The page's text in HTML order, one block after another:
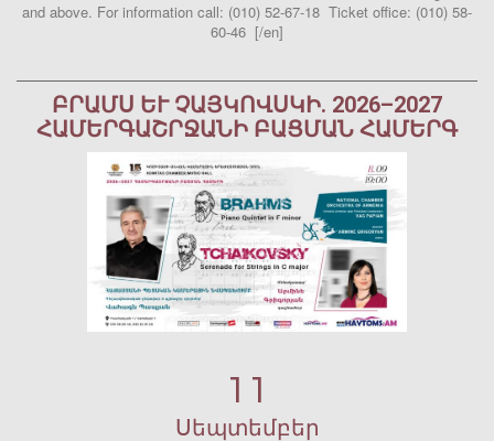
and above. For information call: (010) 52-67-18 Ticket office: (010) 58-
60-46 [/en]
ԲՐԱՄՍ ԵՒ ՉԱՅԿՈՎՍԿԻ. 2026–2027 Հ
ԱՄԵՐԳԱՇՐՋԱՆԻ ԲԱՑՄԱՆ ՀԱՄԵՐԳ
11
Սեպտեմբեր